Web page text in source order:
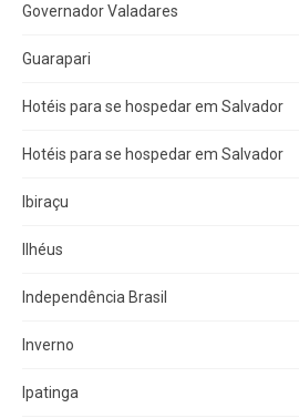
Governador Valadares
Guarapari
Hotéis para se hospedar em Salvador
Hotéis para se hospedar em Salvador
Ibiraçu
Ilhéus
Independência Brasil
Inverno
Ipatinga